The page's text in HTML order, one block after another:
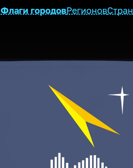
Флаги городовРегионовСтран